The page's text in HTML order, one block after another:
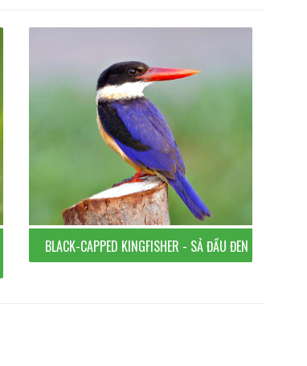
BLACK-CAPPED KINGFISHER - SẢ ĐẦU ĐEN